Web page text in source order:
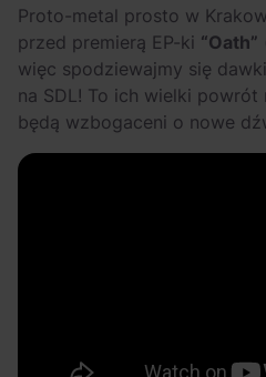
Proto-metal prosto w
przed premierą EP-ki “Oath”
więc spodziewajmy się
na SDL! To ich wielki
będą wzbogaceni o nowe